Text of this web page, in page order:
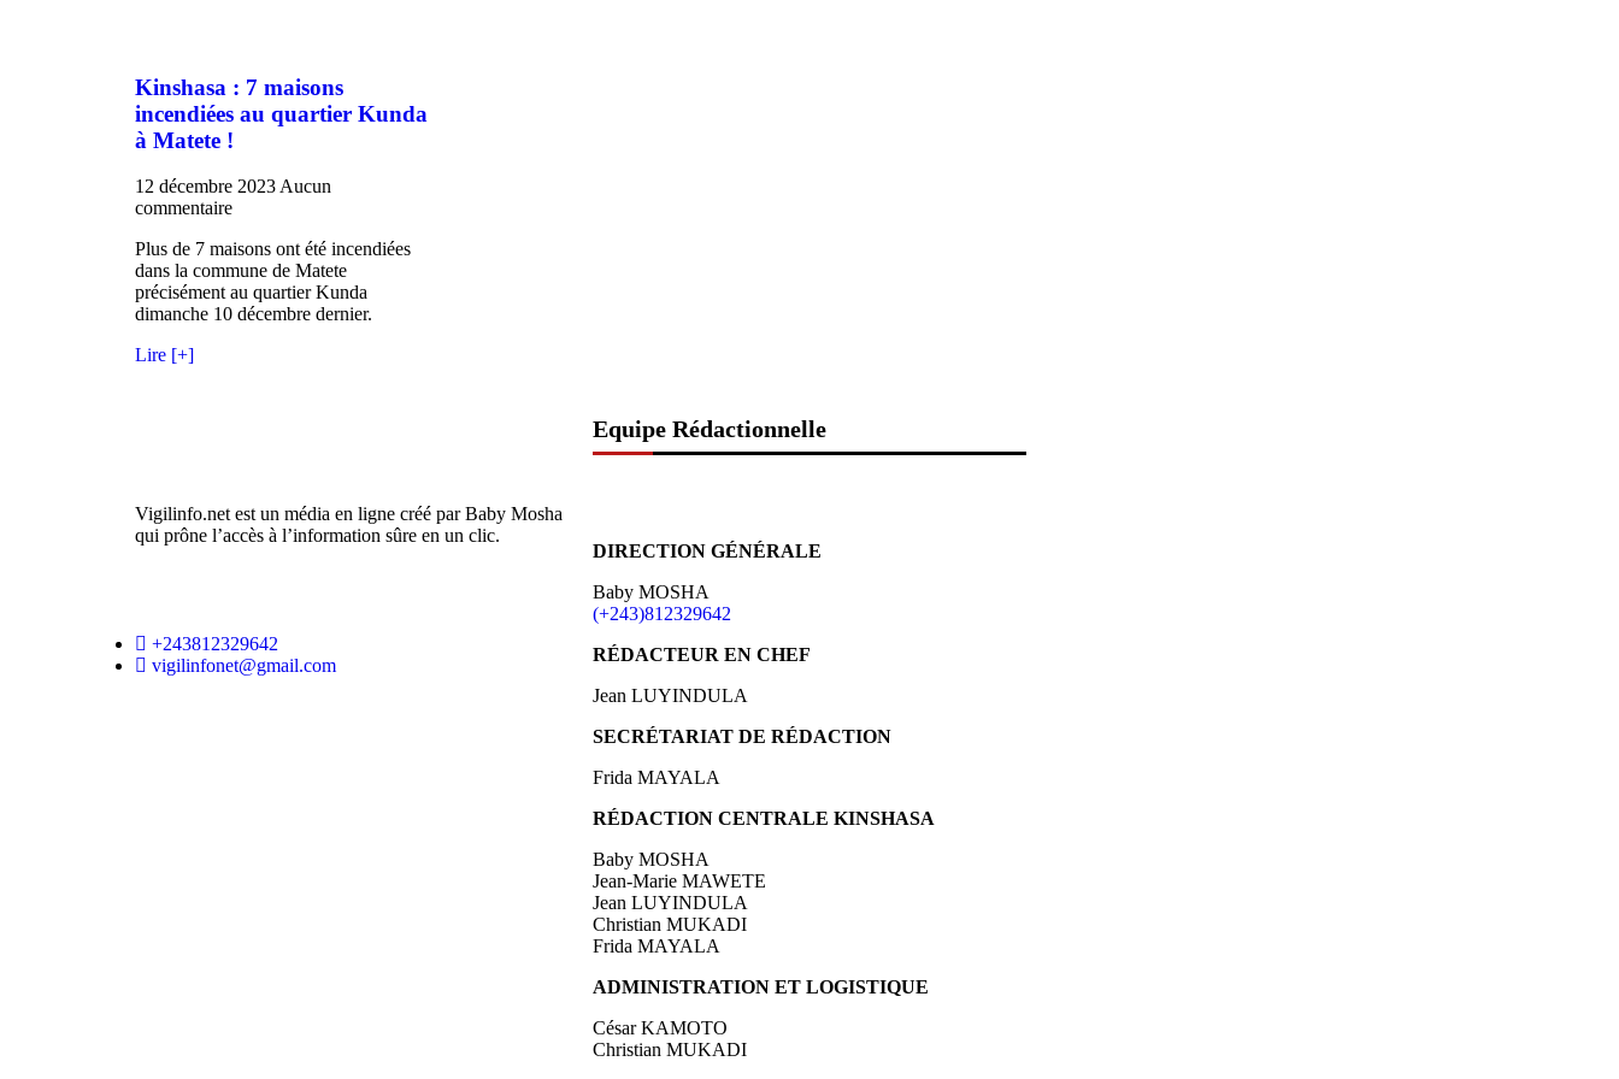
Kinshasa : 7 maisons
incendiées au quartier Kunda
à Matete !
12 décembre 2023Aucun
commentaire
Plus de 7 maisons ont été incendiées
dans la commune de Matete
précisément au quartier Kunda
dimanche 10 décembre dernier.
Lire [+]
Vigilinfo.net est un média en ligne créé par Baby Mosha
qui prône l’accès à l’information sûre en un clic.
+243812329642
vigilinfonet@gmail.com
Equipe Rédactionnelle
DIRECTION GÉNÉRALE
Baby MOSHA
(+243)812329642
RÉDACTEUR EN CHEF
Jean LUYINDULA
SECRÉTARIAT DE RÉDACTION
Frida MAYALA
RÉDACTION CENTRALE KINSHASA
Baby MOSHA
Jean-Marie MAWETE
Jean LUYINDULA
Christian MUKADI
Frida MAYALA
ADMINISTRATION ET LOGISTIQUE
César KAMOTO
Christian MUKADI